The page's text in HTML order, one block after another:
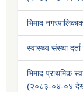
भिमाद
स्वास्थ्य संस्था
भिमाद प्राथमिक
(२०८३-०४-०४